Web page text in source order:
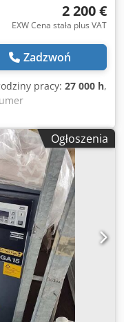
2 200 €
EXW Cena stała plus VAT
Zadzwoń
pracy: 27 000 h,
śrubowy
chłodniczą
numer seryjny
sterującym Atlas
z produkcji od
latem 2019 / 23
zbiornik na
psi Crsdpfezd
silnika 15 kW – 20
wliczone w cenę,
Ogłoszenia